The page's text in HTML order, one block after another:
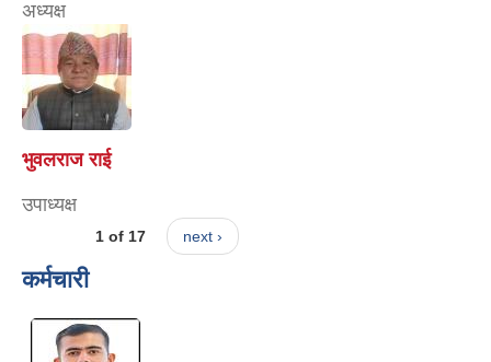
अध्यक्ष
भुवलराज राई
उपाध्यक्ष
1 of 17 next ›
कर्मचारी